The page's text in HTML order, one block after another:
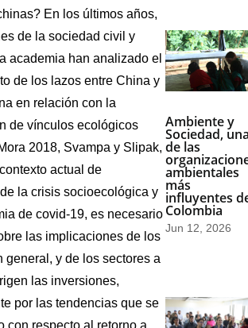
En los últimos años,
de la sociedad civil y
academia han analizado el
de los lazos entre China y
en relación con la
de vínculos ecológicos
2018, Svampa y Slipak,
actual de
la crisis socioecológica y
de covid-19, es necesario
las implicaciones de los
general, y de los sectores a
las inversiones,
por las tendencias que se
con respecto al retorno a
Ambiente y
Sociedad,
de las
ambientales
más
influyentes
Colombia
Jun 12, 2026